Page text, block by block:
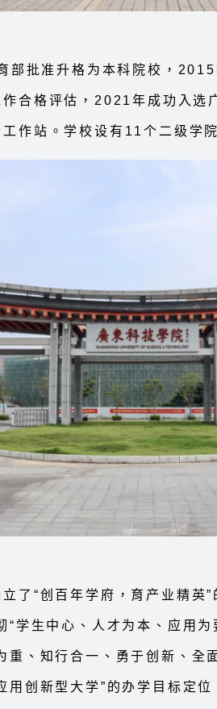
部批准升格为本科院校，
合格评估，2021年成功入选
作站。学校设有11个二级学
了“创百年学府，育产业精英
“学生中心、人才为本、应用
重、知行合一、勇于创新、全
用创新型大学”的办学目标定